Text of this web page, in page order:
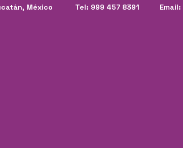
Yucatán, México Tel: 999 457 8391 Email: